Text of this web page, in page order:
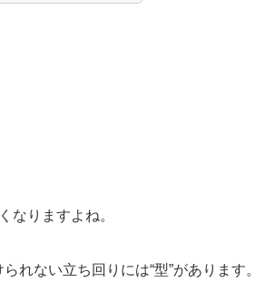
なりますよね。
れない立ち回りには“型”があります。